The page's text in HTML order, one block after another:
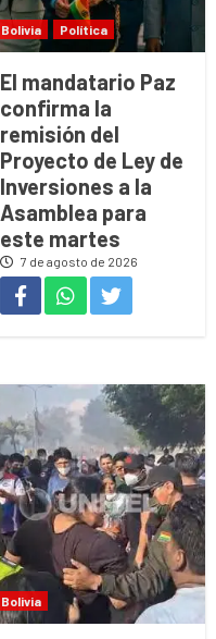
Bolivia Política
El mandatario Paz
confirma la
remisión del
Proyecto de Ley de
Inversiones a la
Asamblea para
este martes
7 de agosto de 2026
Bolivia